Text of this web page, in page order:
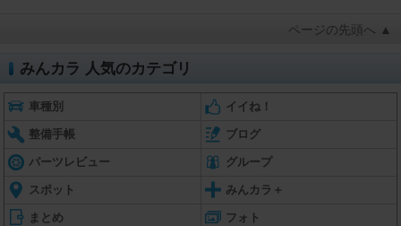
ページの先頭へ ▲
みんカラ 人気のカテゴリ
車種別 イイね！
整備手帳 ブログ
パーツレビュー グループ
スポット みんカラ＋
まとめ フォト